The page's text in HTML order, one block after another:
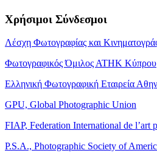
Χρήσιμοι Σύνδεσμοι
Λέσχη Φωτογραφίας και
Φωτογραφικός Όμιλος ΑΤΗΚ Κύπρου
Ελληνική Φωτογραφική Εταιρεία
GPU, Global Photographic Union
FIAP, Federation International de l’art
P.S.A., Photographic Society of